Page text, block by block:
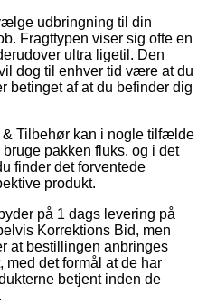
udbringning til din
Fragttypen viser sig ofte en
ultra ligetil. Den
dog til enhver tid være at du
betinget af at du befinder dig
Tilbehør kan i nogle tilfælde
pakken fluks, og i det
finder det forventede
produkt.
på 1 dags levering på
Korrektions Bid, men
at bestillingen anbringes
det formål at de har
betjent inden de